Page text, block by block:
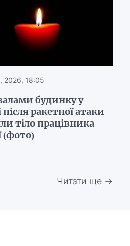
2026, 18:05
будинку у
після ракетної атаки
тіло працівника
(фото)
Читати ще →